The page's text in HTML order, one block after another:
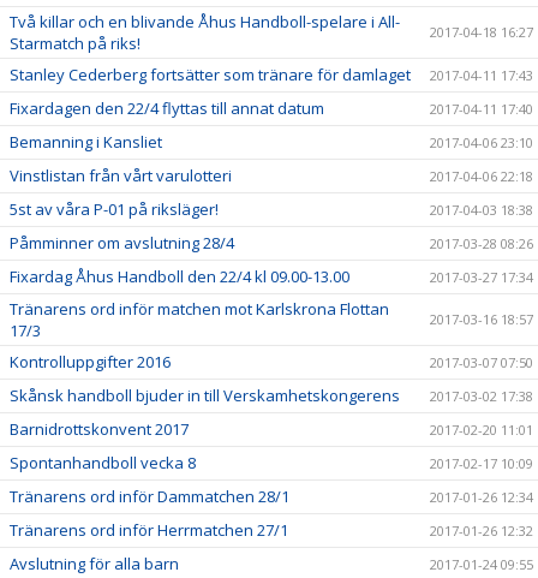
Två killar och en blivande Åhus Handboll-spelare i All-
Starmatch på riks!
2017-04-18 16:27
Stanley Cederberg fortsätter som tränare för damlaget 2017-04-11 17:43
Fixardagen den 22/4 flyttas till annat datum 2017-04-11 17:40
Bemanning i Kansliet 2017-04-06 23:10
Vinstlistan från vårt varulotteri 2017-04-06 22:18
5st av våra P-01 på riksläger! 2017-04-03 18:38
Påmminner om avslutning 28/4 2017-03-28 08:26
Fixardag Åhus Handboll den 22/4 kl 09.00-13.00 2017-03-27 17:34
Tränarens ord inför matchen mot Karlskrona Flottan
17/3
2017-03-16 18:57
Kontrolluppgifter 2016 2017-03-07 07:50
Skånsk handboll bjuder in till Verskamhetskongerens 2017-03-02 17:38
Barnidrottskonvent 2017 2017-02-20 11:01
Spontanhandboll vecka 8 2017-02-17 10:09
Tränarens ord inför Dammatchen 28/1 2017-01-26 12:34
Tränarens ord inför Herrmatchen 27/1 2017-01-26 12:32
Avslutning för alla barn 2017-01-24 09:55